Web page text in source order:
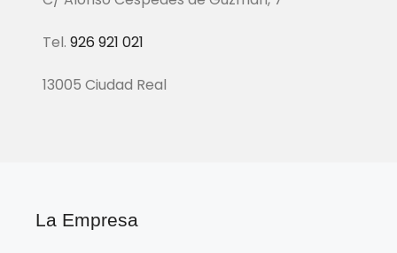
Tel. 926 921 021
13005 Ciudad Real
La Empresa